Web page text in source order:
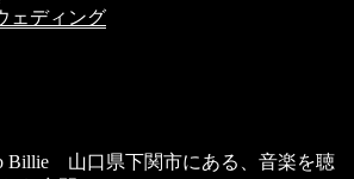
ェディング
Billie 山口県下関市にある、音楽を聴